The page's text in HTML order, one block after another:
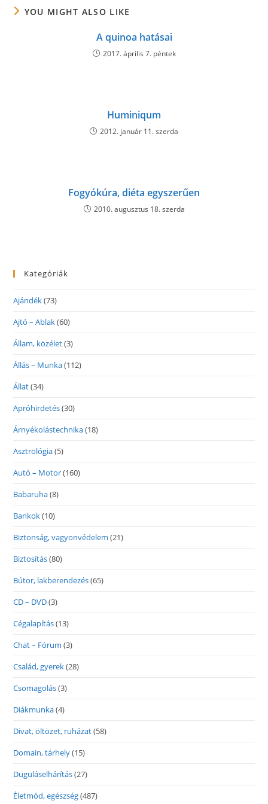
YOU MIGHT ALSO LIKE
A quinoa hatásai
2017. április 7. péntek
Huminiqum
2012. január 11. szerda
Fogyókúra, diéta egyszerűen
2010. augusztus 18. szerda
Kategóriák
Ajándék(73)
Ajtó – Ablak(60)
Állam, közélet(3)
Állás – Munka(112)
Állat(34)
Apróhirdetés(30)
Árnyékolástechnika(18)
Asztrológia(5)
Autó – Motor(160)
Babaruha(8)
Bankok(10)
Biztonság, vagyonvédelem (21)
Biztosítás(80)
Bútor, lakberendezés(65)
CD – DVD(3)
Cégalapítás(13)
Chat – Fórum (3)
Család, gyerek(28)
Csomagolás(3)
Diákmunka(4)
Divat, öltözet, ruházat(58)
Domain, tárhely(15)
Duguláselhárítás(27)
Életmód, egészség(487)